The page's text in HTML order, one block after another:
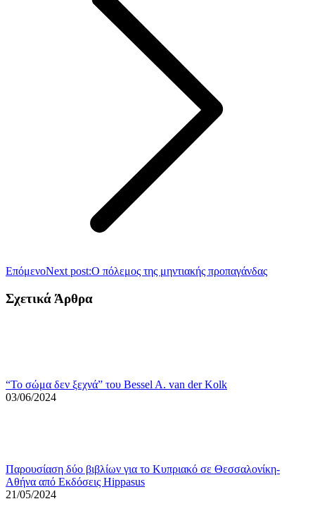
ΕπόμενοNext post:Ο πόλεμος της μηντιακής προπαγάνδας
Σχετικά Άρθρα
“Το σώμα δεν ξεχνά” του Bessel A. van der Kolk
03/06/2024
Παρουσίαση δύο βιβλίων για το Κυπριακό σε Θεσσαλονίκη-
Αθήνα από Εκδόσεις Hippasus
21/05/2024